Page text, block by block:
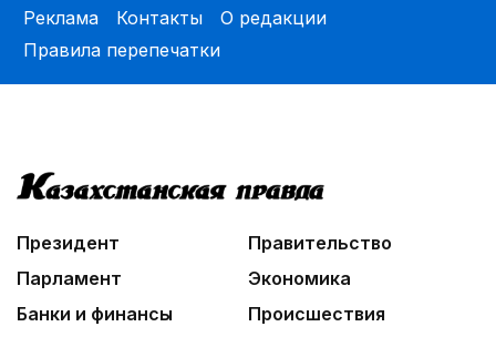
Реклама Контакты
О редакции
Правила перепечатки
Президент
Правительство
Парламент
Экономика
Банки и финансы
Происшествия